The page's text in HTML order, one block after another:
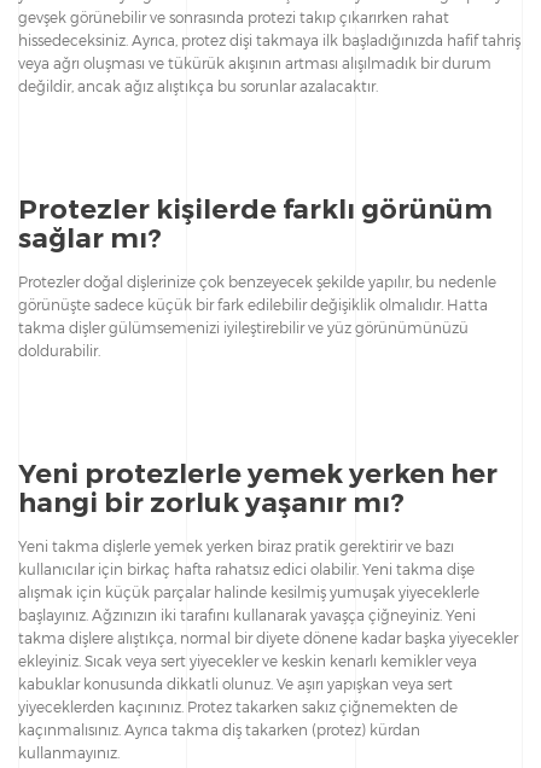
gevşek görünebilir ve sonrasında protezi takıp çıkarırken rahat
hissedeceksiniz. Ayrıca, protez dişi takmaya ilk başladığınızda hafif tahriş
veya ağrı oluşması ve tükürük akışının artması alışılmadık bir durum
değildir, ancak ağız alıştıkça bu sorunlar azalacaktır.
Protezler kişilerde farklı görünüm
sağlar mı?
Protezler doğal dişlerinize çok benzeyecek şekilde yapılır, bu nedenle
görünüşte sadece küçük bir fark edilebilir değişiklik olmalıdır. Hatta
takma dişler gülümsemenizi iyileştirebilir ve yüz görünümünüzü
doldurabilir.
Yeni protezlerle yemek yerken her
hangi bir zorluk yaşanır mı?
Yeni takma dişlerle yemek yerken biraz pratik gerektirir ve bazı
kullanıcılar için birkaç hafta rahatsız edici olabilir. Yeni takma dişe
alışmak için küçük parçalar halinde kesilmiş yumuşak yiyeceklerle
başlayınız. Ağzınızın iki tarafını kullanarak yavaşça çiğneyiniz. Yeni
takma dişlere alıştıkça, normal bir diyete dönene kadar başka yiyecekler
ekleyiniz. Sıcak veya sert yiyecekler ve keskin kenarlı kemikler veya
kabuklar konusunda dikkatli olunuz. Ve aşırı yapışkan veya sert
yiyeceklerden kaçınınız. Protez takarken sakız çiğnemekten de
kaçınmalısınız. Ayrıca takma diş takarken (protez) kürdan
kullanmayınız.